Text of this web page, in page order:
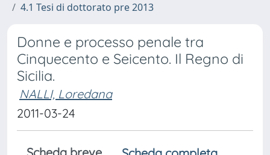
4.1 Tesi di dottorato pre 2013
Donne e processo penale tra
Cinquecento e Seicento. Il Regno di
Sicilia.
NALLI, Loredana
2011-03-24